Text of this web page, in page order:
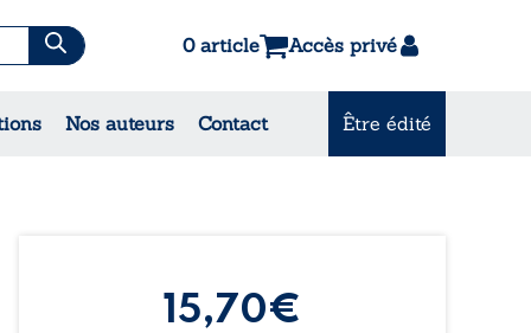
0 article Accès privé
Nos auteurs Contact Être édité
15,70€